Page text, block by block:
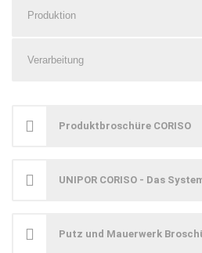
Produktion
Verarbeitung
Produktbroschüre CORISO
UNIPOR CORISO - Das
Putz und Mauerwerk